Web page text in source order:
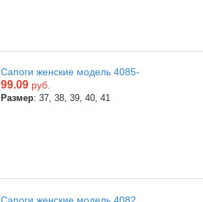
Сапоги женские модель 4085-
99.09 руб.
Размер: 37, 38, 39, 40, 41
Сапоги женские модель 4082